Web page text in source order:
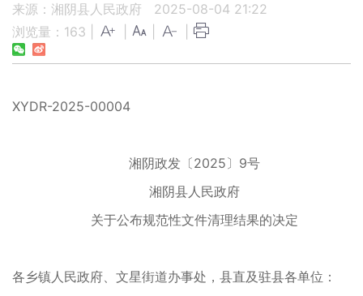
来源：湘阴县人民政府
2025-08-04 21:22
浏览量： 163
XYDR-2025-00004
湘阴政发〔2025〕9号
湘阴县人民政府
关于公布规范性文件清理结果的决定
各乡镇人民政府、文星街道办事处，县直及驻县各单位：